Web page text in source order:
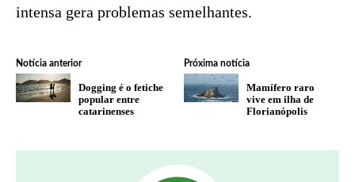
intensa gera problemas semelhantes.
Notícia anterior
Dogging é o fetiche
popular entre
catarinenses
Próxima notícia
Mamífero raro
vive em ilha de
Florianópolis